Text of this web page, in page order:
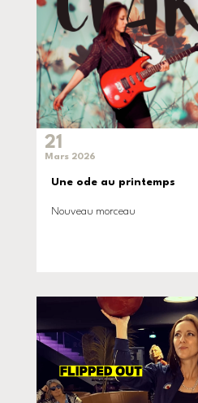
21
Mars 2026
Une ode au printemps
Nouveau morceau